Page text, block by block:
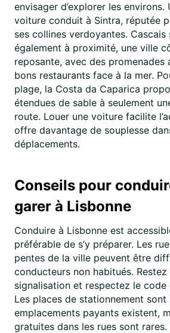
envisager d’explorer les
voiture conduit à Sintra, réputée
ses collines verdoyantes. Cascais
également à proximité, une ville
reposante, avec des promenades
bons restaurants face à la mer.
plage, la Costa da Caparica
étendues de sable à seulement
route. Louer une voiture facilite
offre davantage de souplesse
déplacements.
Conseils pour
garer à Lisbonne
Conduire à Lisbonne est
préférable de s’y préparer. Les
pentes de la ville peuvent être
conducteurs non habitués.
signalisation et respectez le
Les places de stationnement sont
emplacements payants existent,
gratuites dans les rues sont